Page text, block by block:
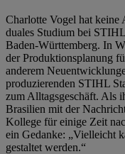
Charlotte Vogel hat keine
duales Studium bei
Baden-Württemberg. In
der Produktionsplanung
anderem
produzierenden STIHL
zum Alltagsgeschäft. Als
Brasilien mit der
Kollege für einige Zeit
ein Gedanke: „Vielleicht
gestaltet werden.“